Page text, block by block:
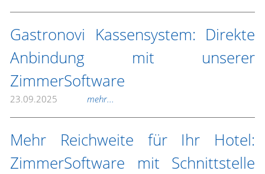
Gastronovi Kassensystem: Direkte
Anbindung mit unserer
ZimmerSoftware
23.09.2025 mehr...
Mehr Reichweite für Ihr Hotel:
ZimmerSoftware mit Schnittstelle